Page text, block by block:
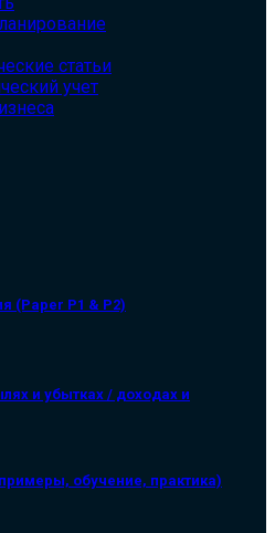
статьи
учет
(Paper P1 & P2)
и убытках / доходах и
обучение, практика)